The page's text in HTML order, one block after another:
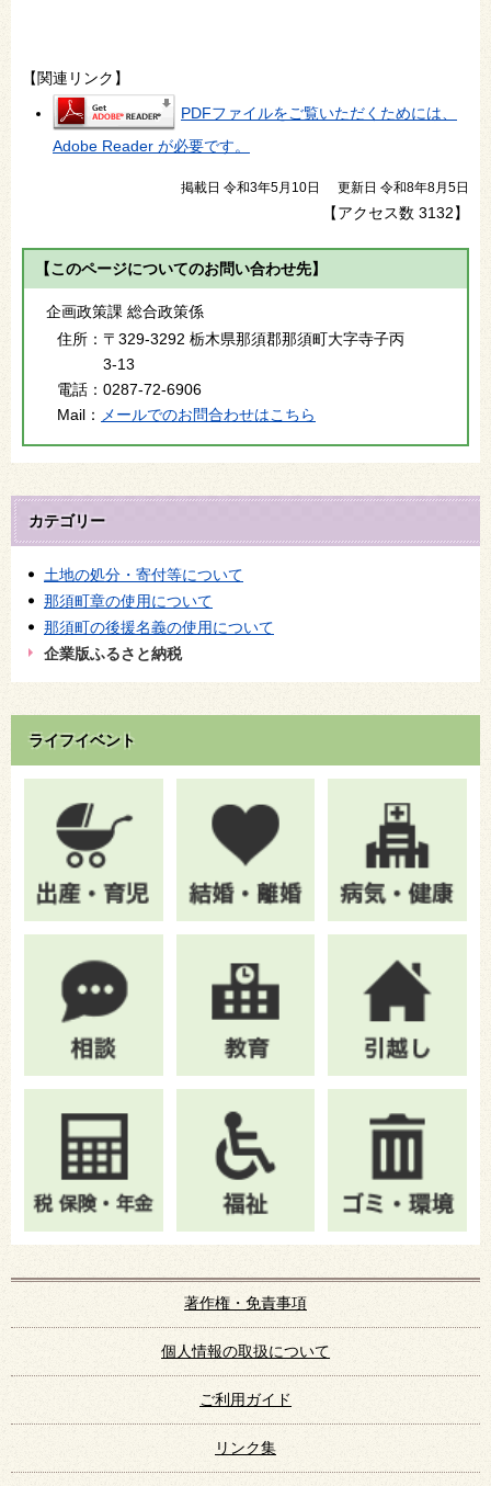
【関連リンク】
PDFファイルをご覧いただくためには、
Adobe Reader が必要です。
掲載日 令和3年5月10日 更新日 令和8年8月5日
【アクセス数 3132】
【このページについてのお問い合わせ先】
企画政策課 総合政策係
住所： 〒329-3292 栃木県那須郡那須町大字寺子丙
3-13
電話： 0287-72-6906
Mail： メールでのお問合わせはこちら
カテゴリー
土地の処分・寄付等について
那須町章の使用について
那須町の後援名義の使用について
企業版ふるさと納税
ライフイベント
著作権・免責事項
個人情報の取扱について
ご利用ガイド
リンク集